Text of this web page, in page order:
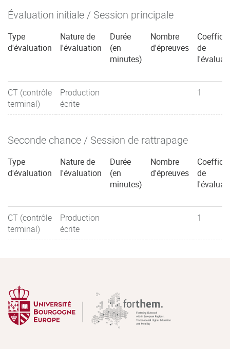
Évaluation initiale / Session principale
Type
d'évaluation
Nature de
l'évaluation
Durée
(en
minutes)
Nombre
d'épreuves
de
CT (contrôle
terminal)
Production
écrite
1
Seconde chance / Session de rattrapage
Type
d'évaluation
Nature de
l'évaluation
Durée
(en
minutes)
Nombre
d'épreuves
de
CT (contrôle
terminal)
Production
écrite
1